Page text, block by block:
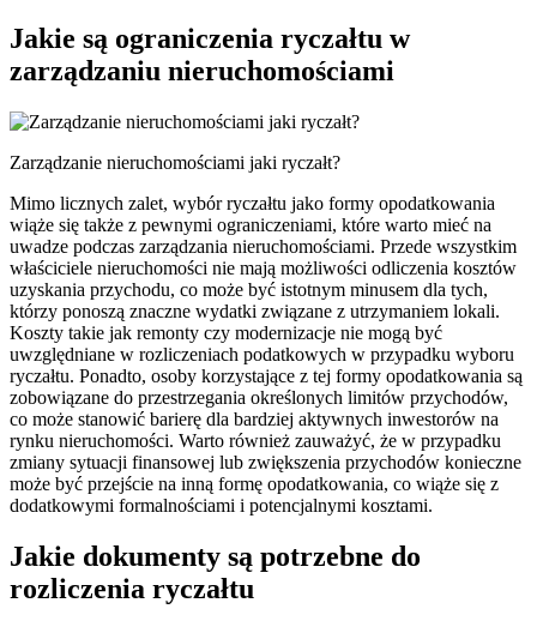
Jakie są ograniczenia ryczałtu w
zarządzaniu nieruchomościami
Zarządzanie nieruchomościami jaki ryczałt?
Mimo licznych zalet, wybór ryczałtu jako formy opodatkowania
wiąże się także z pewnymi ograniczeniami, które warto mieć na
uwadze podczas zarządzania nieruchomościami. Przede wszystkim
właściciele nieruchomości nie mają możliwości odliczenia kosztów
uzyskania przychodu, co może być istotnym minusem dla tych,
którzy ponoszą znaczne wydatki związane z utrzymaniem lokali.
Koszty takie jak remonty czy modernizacje nie mogą być
uwzględniane w rozliczeniach podatkowych w przypadku wyboru
ryczałtu. Ponadto, osoby korzystające z tej formy opodatkowania są
zobowiązane do przestrzegania określonych limitów przychodów,
co może stanowić barierę dla bardziej aktywnych inwestorów na
rynku nieruchomości. Warto również zauważyć, że w przypadku
zmiany sytuacji finansowej lub zwiększenia przychodów konieczne
może być przejście na inną formę opodatkowania, co wiąże się z
dodatkowymi formalnościami i potencjalnymi kosztami.
Jakie dokumenty są potrzebne do
rozliczenia ryczałtu